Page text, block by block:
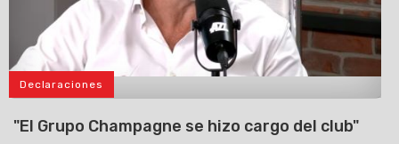
Declaraciones
"El Grupo Champagne se hizo cargo del club"